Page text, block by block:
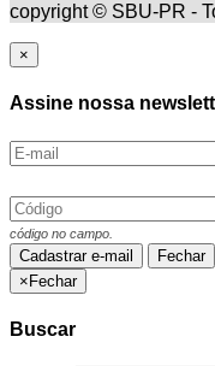
copyright © SBU-PR -
×
Assine nossa
código no campo.
Cadastrar e-mail
Fechar
×Fechar
Buscar